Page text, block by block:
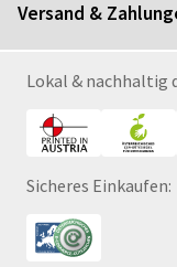
Versand &
Lokal & nachhaltig
Sicheres Einkaufen: